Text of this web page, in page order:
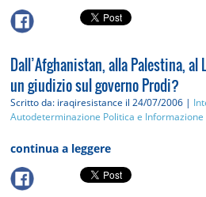
Dall’Afghanistan, alla Palestina, al
un giudizio sul governo Prodi?
Scritto da: iraqiresistance il 24/07/2006 |
Autodeterminazione Politica e Informazione
continua a leggere